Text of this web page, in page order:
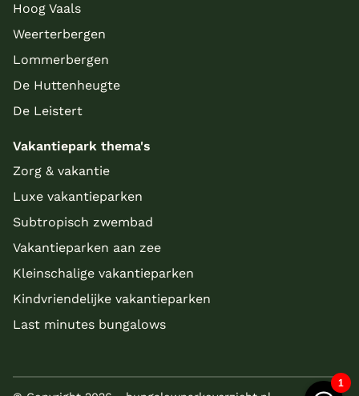
Hoog Vaals
Weerterbergen
Lommerbergen
De Huttenheugte
De Leistert
Vakantiepark thema's
Zorg & vakantie
Luxe vakantieparken
Subtropisch zwembad
Vakantieparken aan zee
Kleinschalige vakantieparken
Kindvriendelijke vakantieparken
Last minutes bungalows